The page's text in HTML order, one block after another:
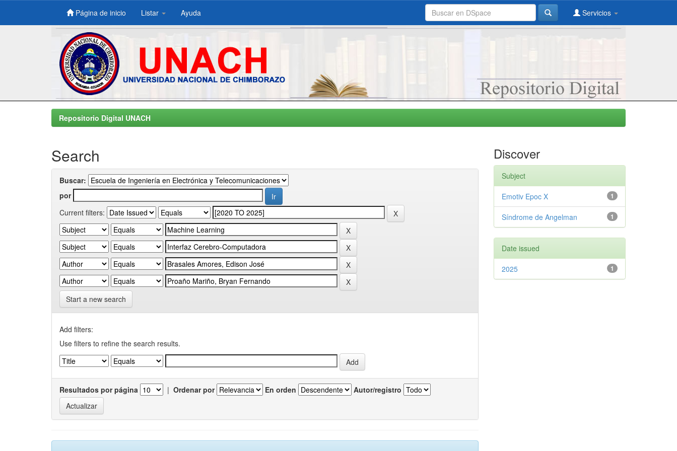
Skip
Página de inicio Listar Ayuda Servicios
Repositorio Digital UNACH
Search
Buscar:
por
Current filters:
Start a new search
Add filters:
Use filters to refine the search results.
Resultados por página | Ordenar por En orden Autor/registro
Discover
Subject
1
Emotiv Epoc X
1
Síndrome de Angelman
Date issued
1
2025